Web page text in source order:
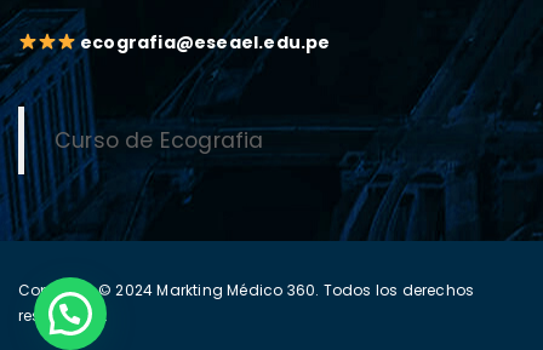
ecografia@eseael.edu.pe
Curso de Ecografia
Copyright © 2024Markting Médico 360. Todos los derechos
reservados.